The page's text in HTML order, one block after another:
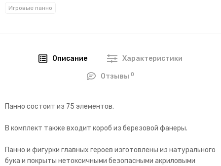
Игровые панно
Описание Характеристики
Отзывы0
Панно состоит из 75 элементов.
В комплект также входит короб из березовой фанеры.
Панно и фигурки главных героев изготовлены из натурального
бука и покрыты нетоксичными безопасными акриловыми